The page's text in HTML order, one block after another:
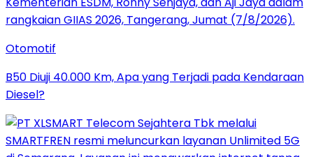
Otomotif
B50 Diuji 40.000 Km, Apa yang Terjadi pada Kendaraan
Diesel?